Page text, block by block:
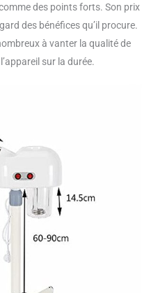
facial est
plus réfléchie.
】: Le
facial est
Le vaporisateur
peut être utilisé
hydrater la peau et
des points forts. Son prix
des bénéfices qu’il procure.
à vanter la qualité de
sur la durée.